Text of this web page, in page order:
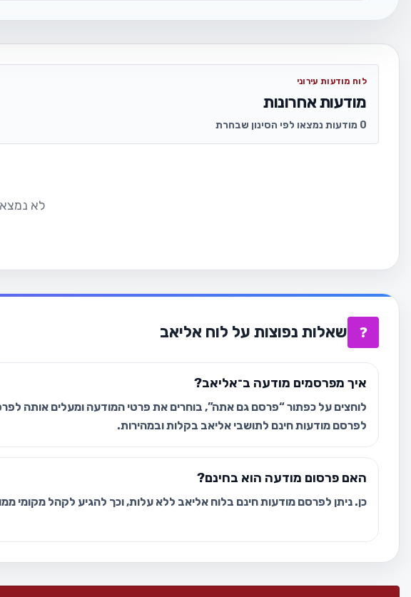
לוח מודעות עירוני
מודעות אחרונות
0 מודעות נמצאו לפי הסינון שבחרת
לא
❓ שאלות נפוצות על לוח אליאב
איך מפרסמים מודעה ב־אליאב?
לוחצים על כפתור “פרסם גם אתה”, בוחרים את פרטי המודעה ומעלים אותה
לפרסם מודעות חינם לתושבי אליאב בקלות ובמהירות.
האם פרסום מודעה הוא בחינם?
כן. ניתן לפרסם מודעות חינם בלוח אליאב ללא עלות, וכך להגיע לקהל מקומי